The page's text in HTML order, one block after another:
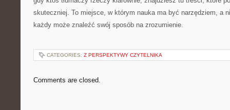
skuteczniej. To miejsce, w którym nauka ma być narzędziem, a
każdy może znaleźć swój sposób na zrozumienie.
CATEGORIES: Z PERSPEKTYWY CZYTELNIKA
Comments are closed.